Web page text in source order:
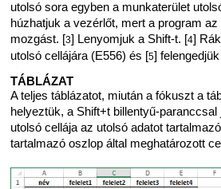
utolsó sora egyben a munkaterület
húzhatjuk a vezérlőt, mert a program
mozgást. [3] Lenyomjuk a Shift-t. [4]
utolsó cellájára (E556) és [5]
TÁBLÁZAT
A teljes táblázatot, miután a fókuszt a
helyeztük, a Shift+t billentyű-paranccsal
utolsó cellája az utolsó adatot
tartalmazó oszlop által meghatározott